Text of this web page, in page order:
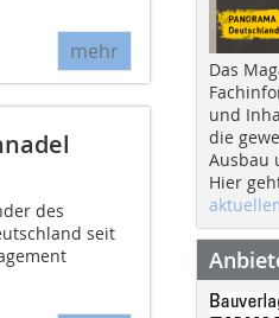
mehr
des
seit
Das
und
die
Ausbau
Hier